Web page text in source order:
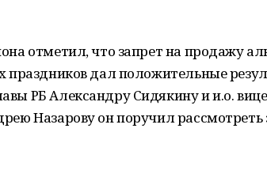
отметил, что запрет на продажу
праздников дал положительные
РБ Александру Сидякину и и.о.
Назарову он поручил рассмотреть